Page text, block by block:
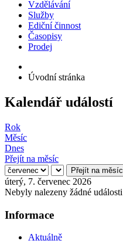
Vzdělávání
Služby
Ediční činnost
Časopisy
Prodej
Úvodní stránka
Kalendář událostí
Rok
Měsíc
Dnes
Přejít na měsíc
Přejít na měsíc
úterý, 7. červenec 2026
Nebyly nalezeny žádné události
Informace
Aktuálně